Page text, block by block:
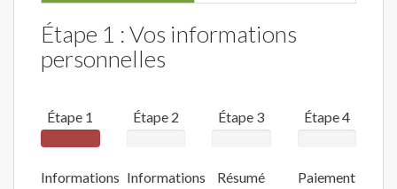
Étape 1 : Vos informations
personnelles
Étape 1
Informations
Étape 2
Informations
Étape 3
Résumé
Étape 4
Paiement